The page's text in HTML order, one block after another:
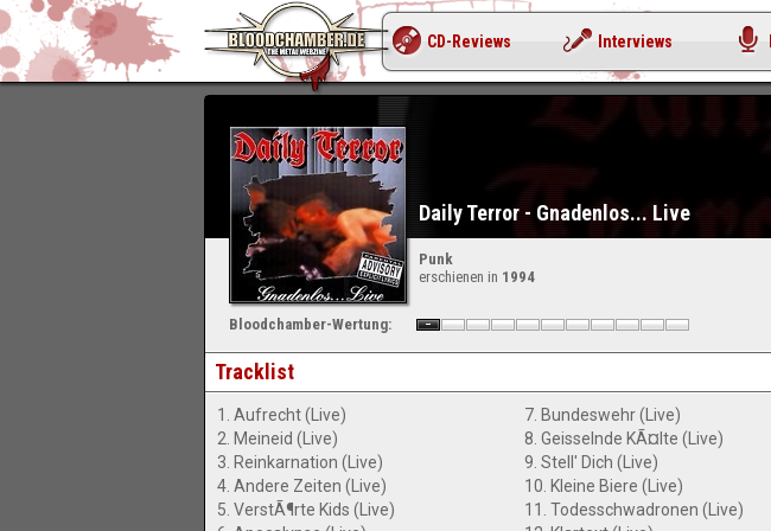
Daily Terror - Gnadenlos... Live
Punk
erschienen in 1994
Bloodchamber-Wertung:
Tracklist
1. Aufrecht (Live)
2. Meineid (Live)
3. Reinkarnation (Live)
4. Andere Zeiten (Live)
5. VerstÃ¶rte Kids (Live)
7. Bundeswehr (Live)
8. Geisselnde KÃ¤lte (Live)
9. Stell' Dich (Live)
10. Kleine Biere (Live)
11. Todesschwadronen (Live)
CD-Reviews Interviews